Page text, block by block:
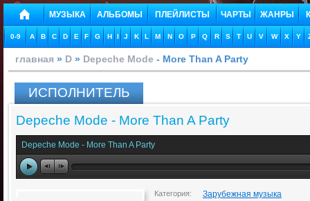
МУЗЫКА АЛЬБОМЫ ПЛЕЙЛИСТЫ ЧАРТЫ ЖАНРЫ
0-9 A B C D E F G H I J K L M N O P Q R S T U V W X Y
главная » D » Depeche Mode - More Than A Party
ИСПОЛНИТЕЛЬ
Depeche Mode - More Than A Party
Depeche Mode - More Than A Party
Категория: Зарубежная музыка